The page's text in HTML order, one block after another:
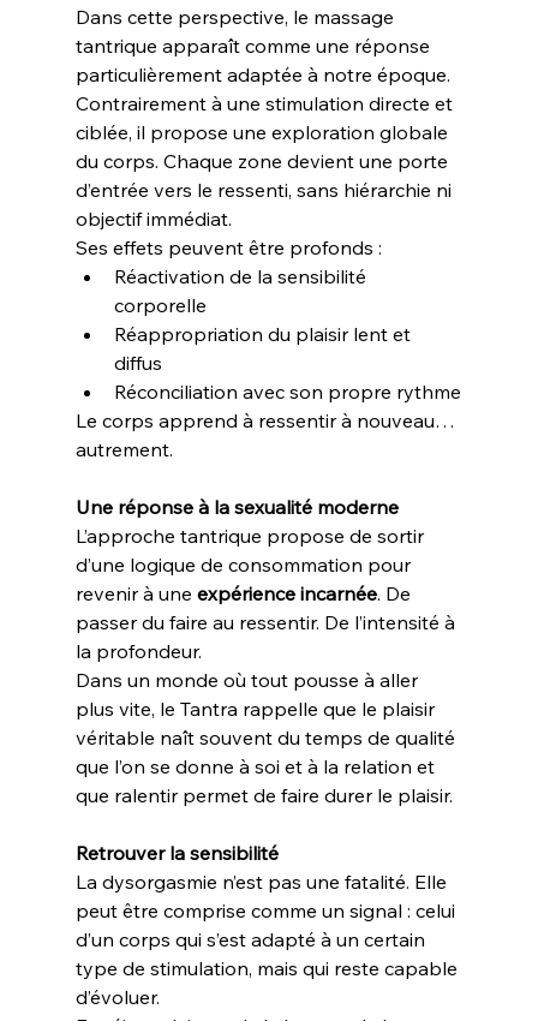
Dans cette perspective, le massage
tantrique apparaît comme une réponse
particulièrement adaptée à notre époque.
Contrairement à une stimulation directe et
ciblée, il propose une exploration globale
du corps. Chaque zone devient une porte
d’entrée vers le ressenti, sans hiérarchie ni
objectif immédiat.
Ses effets peuvent être profonds :
Réactivation de la sensibilité
corporelle
Réappropriation du plaisir lent et
diffus
Réconciliation avec son propre rythme
Le corps apprend à ressentir à nouveau…
autrement.
Une réponse à la sexualité moderne
L’approche tantrique propose de sortir
d’une logique de consommation pour
revenir à une expérience incarnée. De
passer du faire au ressentir. De l’intensité à
la profondeur.
Dans un monde où tout pousse à aller
plus vite, le Tantra rappelle que le plaisir
véritable naît souvent du temps de qualité
que l’on se donne à soi et à la relation et
que ralentir permet de faire durer le plaisir.
Retrouver la sensibilité
La dysorgasmie n’est pas une fatalité. Elle
peut être comprise comme un signal : celui
d’un corps qui s’est adapté à un certain
type de stimulation, mais qui reste capable
d’évoluer.